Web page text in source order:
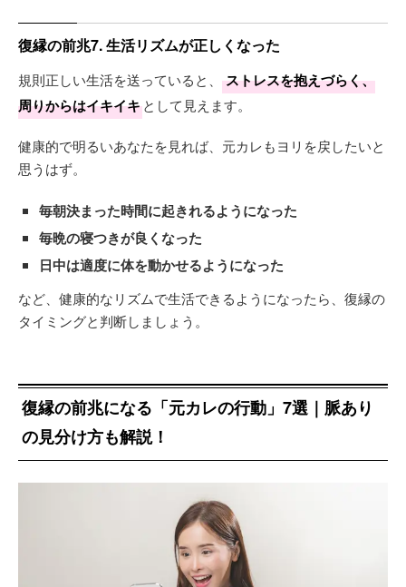
復縁の前兆7. 生活リズムが正しくなった
規則正しい生活を送っていると、
ストレスを抱えづらく、
周りからはイキイキとして見えます。
健康的で明るいあなたを見れば、元カレもヨリを戻したいと
思うはず。
毎朝決まった時間に起きれるようになった
毎晩の寝つきが良くなった
日中は適度に体を動かせるようになった
など、健康的なリズムで生活できるようになったら、復縁の
タイミングと判断しましょう。
復縁の前兆になる「元カレの行動」7選｜脈あり
の見分け方も解説！